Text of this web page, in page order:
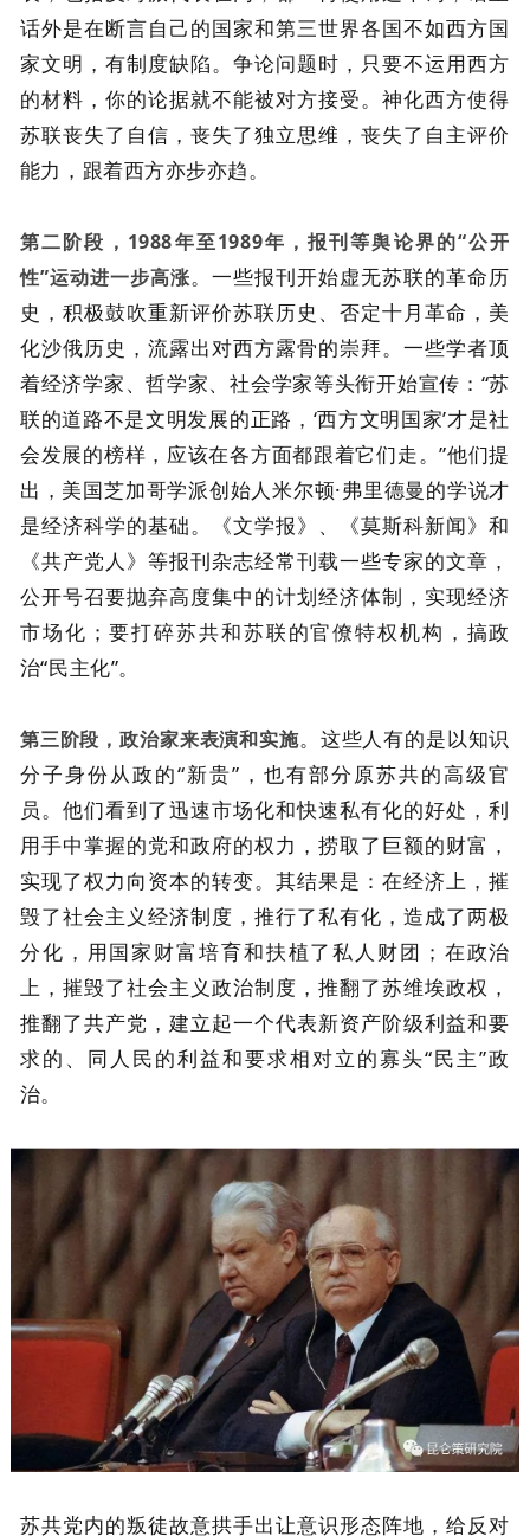
话外是在断言自己的国家和第三世界各国不如西方国
家文明，有制度缺陷。争论问题时，只要不运用西方
的材料，你的论据就不能被对方接受。神化西方使得
苏联丧失了自信，丧失了独立思维，丧失了自主评价
能力，跟着西方亦步亦趋。
第二阶段，1988年至1989年，报刊等舆论界的“公开
性”运动进一步高涨。一些报刊开始虚无苏联的革命历
史，积极鼓吹重新评价苏联历史、否定十月革命，美
化沙俄历史，流露出对西方露骨的崇拜。一些学者顶
着经济学家、哲学家、社会学家等头衔开始宣传：“苏
联的道路不是文明发展的正路，‘西方文明国家’才是社
会发展的榜样，应该在各方面都跟着它们走。”他们提
出，美国芝加哥学派创始人米尔顿·弗里德曼的学说才
是经济科学的基础。《文学报》、《莫斯科新闻》和
《共产党人》等报刊杂志经常刊载一些专家的文章，
公开号召要抛弃高度集中的计划经济体制，实现经济
市场化；要打碎苏共和苏联的官僚特权机构，搞政
治“民主化”。
第三阶段，政治家来表演和实施。这些人有的是以知识
分子身份从政的“新贵”，也有部分原苏共的高级官
员。他们看到了迅速市场化和快速私有化的好处，利
用手中掌握的党和政府的权力，捞取了巨额的财富，
实现了权力向资本的转变。其结果是：在经济上，摧
毁了社会主义经济制度，推行了私有化，造成了两极
分化，用国家财富培育和扶植了私人财团；在政治
上，摧毁了社会主义政治制度，推翻了苏维埃政权，
推翻了共产党，建立起一个代表新资产阶级利益和要
求的、同人民的利益和要求相对立的寡头“民主”政
治。
苏共党内的叛徒故意拱手出让意识形态阵地，给反对